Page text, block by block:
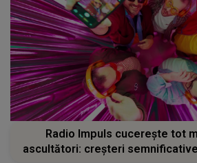
Radio Impuls cucerește tot
ascultători: creșteri